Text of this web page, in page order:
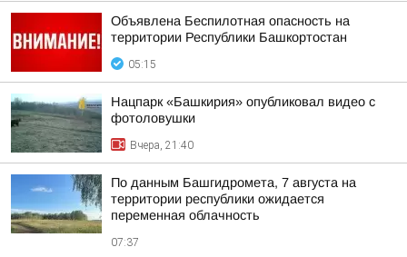
Объявлена Беспилотная опасность на
территории Республики Башкортостан
05:15
Нацпарк «Башкирия» опубликовал видео с
фотоловушки
Вчера, 21:40
По данным Башгидромета, 7 августа на
территории республики ожидается
переменная облачность
07:37